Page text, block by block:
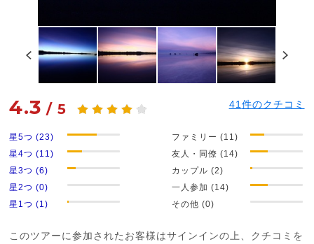
4.3 /5 41件のクチコミ
星5つ (23)
星4つ (11)
星3つ (6)
星2つ (0)
星1つ (1)
ファミリー (11)
友人・同僚 (14)
カップル (2)
一人参加 (14)
その他 (0)
このツアーに参加されたお客様はサインインの上、クチコミを